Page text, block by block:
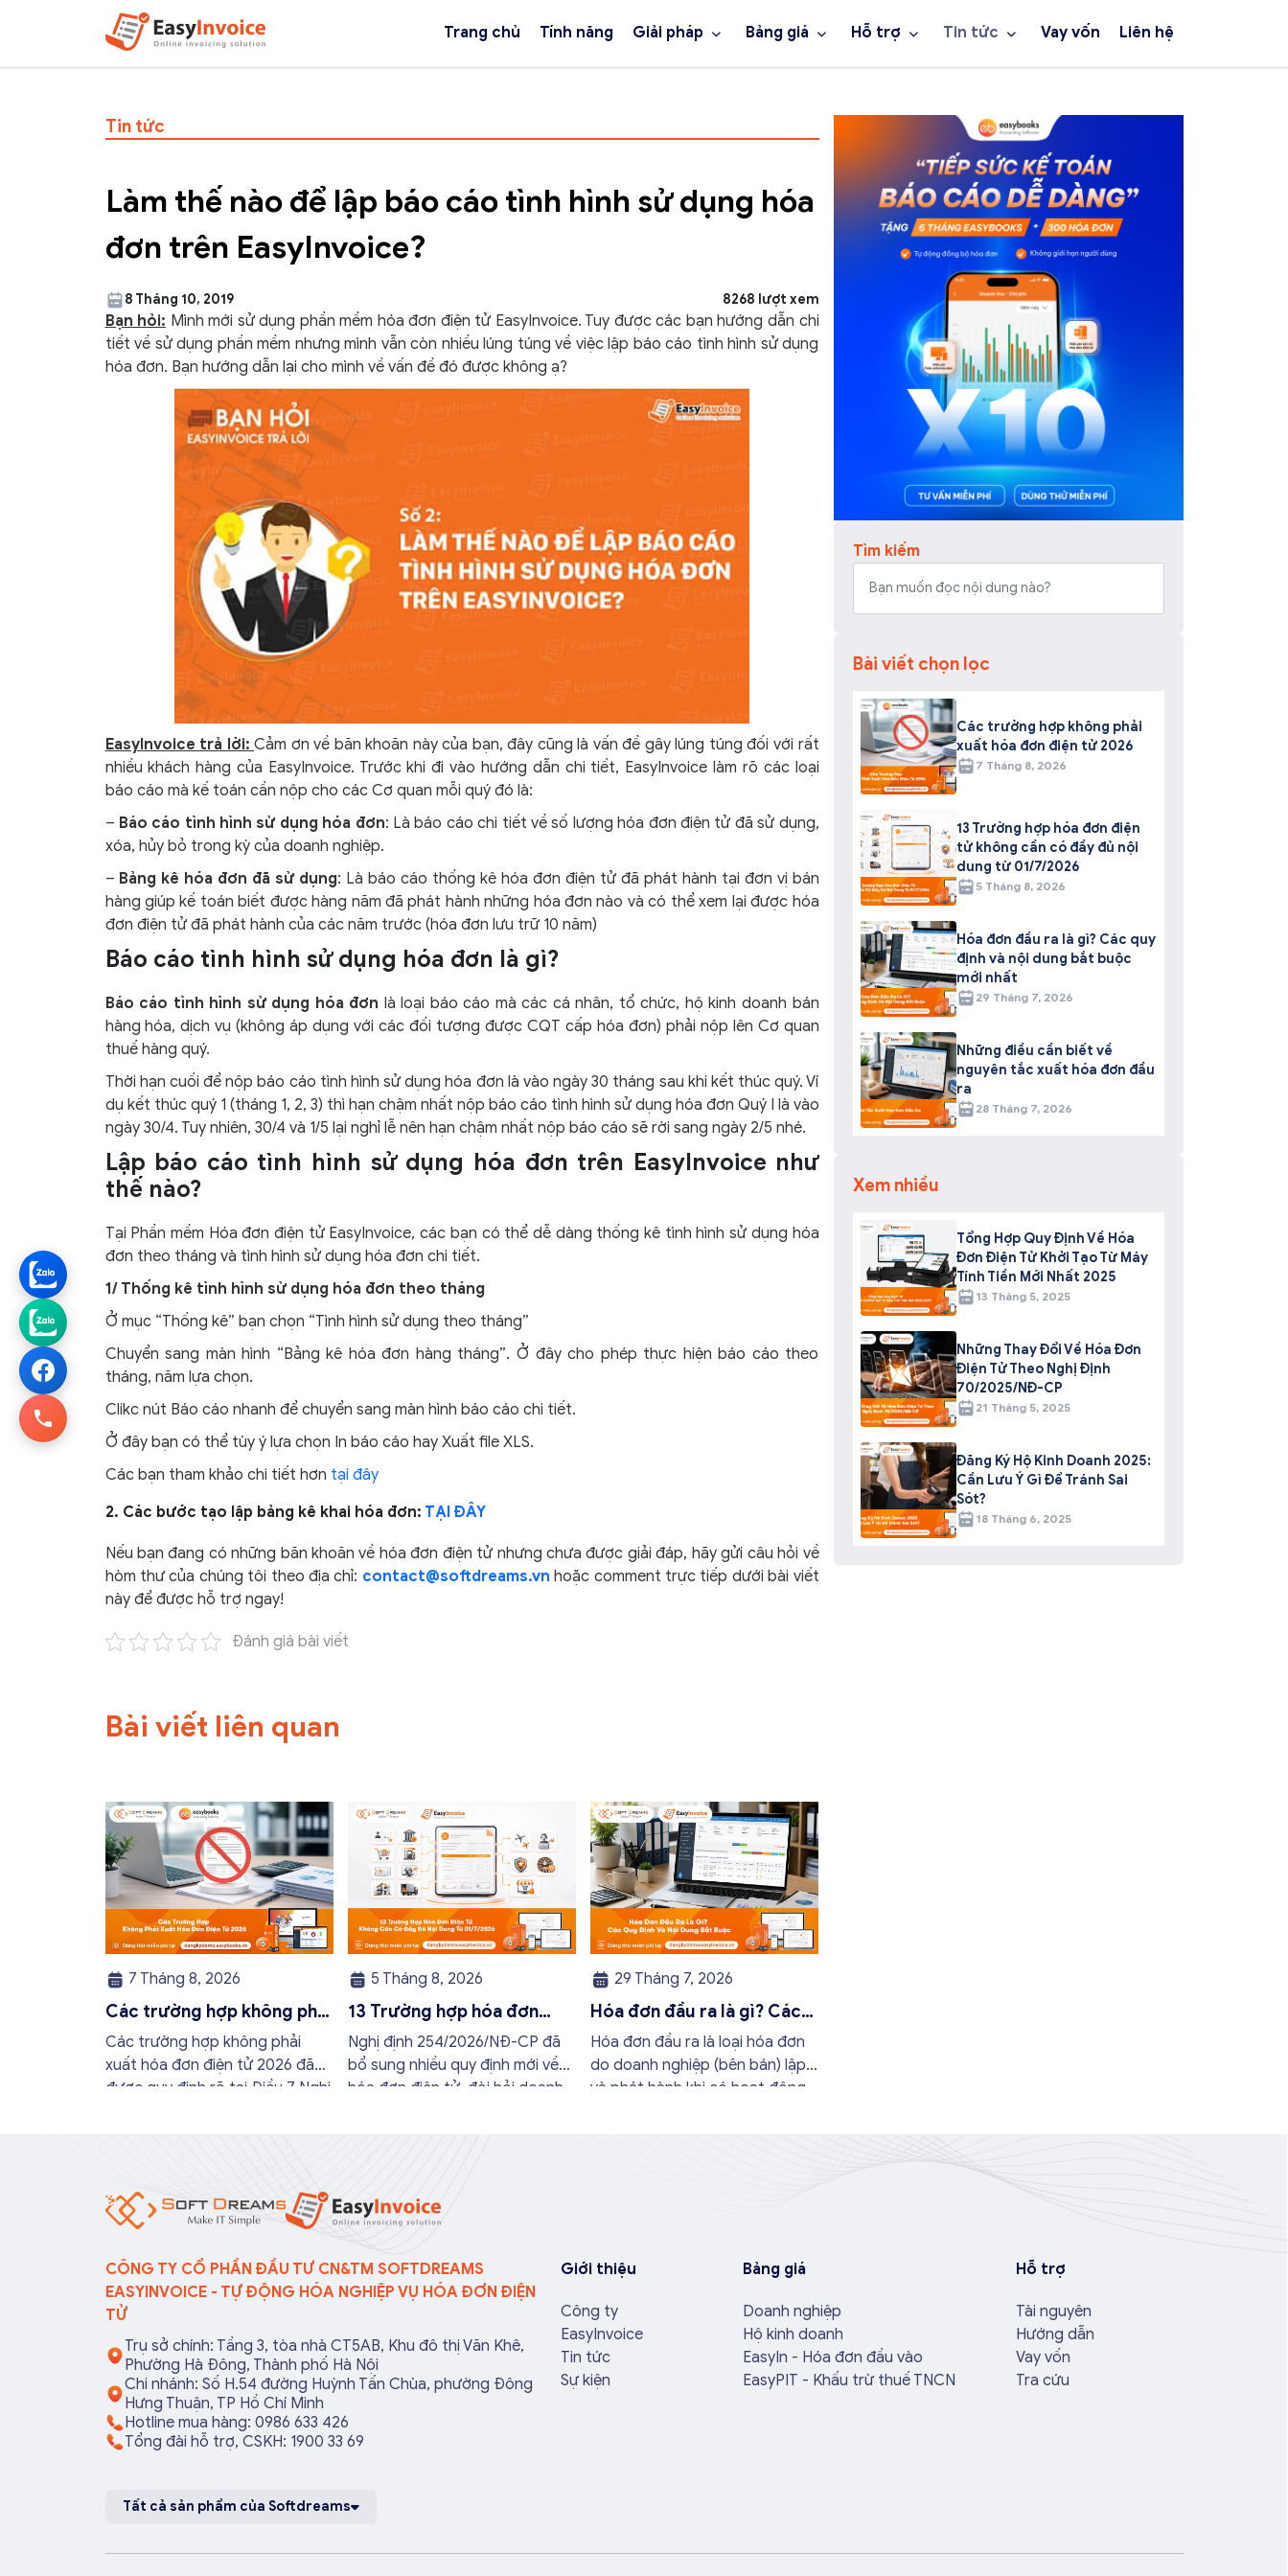
Trang chủ Tính năng Giải pháp Bảng giá Hỗ trợ Tin tức Vay vốn Liên hệ
Tin tức
Làm thế nào để lập báo cáo tình hình sử dụng hóa
đơn trên EasyInvoice?
8 Tháng 10, 2019 8268 lượt xem
Bạn hỏi: Mình mới sử dụng phần mềm hóa đơn điện tử EasyInvoice. Tuy được các bạn hướng dẫn chi
tiết về sử dụng phần mềm nhưng mình vẫn còn nhiều lúng túng về việc lập báo cáo tình hình sử dụng
hóa đơn. Bạn hướng dẫn lại cho mình về vấn đề đó được không ạ?
EasyInvoice trả lời:Cảm ơn về băn khoăn này của bạn, đây cũng là vấn đề gây lúng túng đối với rất
nhiều khách hàng của EasyInvoice. Trước khi đi vào hướng dẫn chi tiết, EasyInvoice làm rõ các loại
báo cáo mà kế toán cần nộp cho các Cơ quan mỗi quý đó là:
– Báo cáo tình hình sử dụng hóa đơn: Là báo cáo chi tiết về số lượng hóa đơn điện tử đã sử dụng,
xóa, hủy bỏ trong kỳ của doanh nghiệp.
– Bảng kê hóa đơn đã sử dụng: Là báo cáo thống kê hóa đơn điện tử đã phát hành tại đơn vị bán
hàng giúp kế toán biết được hàng năm đã phát hành những hóa đơn nào và có thể xem lại được hóa
đơn điện tử đã phát hành của các năm trước (hóa đơn lưu trữ 10 năm)
Báo cáo tình hình sử dụng hóa đơn là gì?
Báo cáo tình hình sử dụng hóa đơn là loại báo cáo mà các cá nhân, tổ chức, hộ kinh doanh bán
hàng hóa, dịch vụ (không áp dụng với các đối tượng được CQT cấp hóa đơn) phải nộp lên Cơ quan
thuế hàng quý.
Thời hạn cuối để nộp báo cáo tình hình sử dụng hóa đơn là vào ngày 30 tháng sau khi kết thúc quý. Ví
dụ kết thúc quý 1 (tháng 1, 2, 3) thì hạn chậm nhất nộp báo cáo tình hình sử dụng hóa đơn Quý I là vào
ngày 30/4. Tuy nhiên, 30/4 và 1/5 lại nghỉ lễ nên hạn chậm nhất nộp báo cáo sẽ rời sang ngày 2/5 nhé.
Lập báo cáo tình hình sử dụng hóa đơn trên EasyInvoice như
thế nào?
Tại Phần mềm Hóa đơn điện tử EasyInvoice, các bạn có thể dễ dàng thống kê tình hình sử dụng hóa
đơn theo tháng và tình hình sử dụng hóa đơn chi tiết.
1/ Thống kê tình hình sử dụng hóa đơn theo tháng
Ở mục “Thống kê” bạn chọn “Tình hình sử dụng theo tháng”
Chuyển sang màn hình “Bảng kê hóa đơn hàng tháng”. Ở đây cho phép thực hiện báo cáo theo
tháng, năm lựa chọn.
Clikc nút Báo cáo nhanh để chuyển sang màn hình báo cáo chi tiết.
Ở đây bạn có thể tùy ý lựa chọn In báo cáo hay Xuất file XLS.
Các bạn tham khảo chi tiết hơn tại đây
2. Các bước tạo lập bảng kê khai hóa đơn: TẠI ĐÂY
Nếu bạn đang có những băn khoăn về hóa đơn điện tử nhưng chưa được giải đáp, hãy gửi câu hỏi về
hòm thư của chúng tôi theo địa chỉ: contact@softdreams.vn hoặc comment trực tiếp dưới bài viết
này để được hỗ trợ ngay!
Đánh giá bài viết
Bài viết liên quan
7 Tháng 8, 2026
Các trường hợp không phải
xuất hóa đơn điện tử 2026
Các trường hợp không phải
xuất hóa đơn điện tử 2026 đã
được quy định rõ tại Điều 7 Nghị
rõ các trường hợp này sẽ giúp
đúng quy định, tránh lập hóa
đơn không cần thiết hoặc áp
5 Tháng 8, 2026
13 Trường hợp hóa đơn
điện tử không cần có đầy
đủ nội dung từ 01/7/2026
Nghị định 254/2026/NĐ-CP đã
bổ sung nhiều quy định mới về
hóa đơn điện tử, đòi hỏi doanh
thời cập nhật để thực hiện đúng
sẻ 13 trường hợp hóa đơn điện
tử không cần […]
29 Tháng 7, 2026
Hóa đơn đầu ra là gì? Các
quy định và nội dung bắt
buộc mới nhất
Hóa đơn đầu ra là loại hóa đơn
do doanh nghiệp (bên bán) lập
và phát hành khi có hoạt động
dịch vụ cho khách hàng. Doanh
Tìm kiếm
Bài viết chọn lọc
Các trường hợp không phải
xuất hóa đơn điện tử 2026
7 Tháng 8, 2026
13 Trường hợp hóa đơn điện
tử không cần có đầy đủ nội
dung từ 01/7/2026
5 Tháng 8, 2026
Hóa đơn đầu ra là gì? Các quy
định và nội dung bắt buộc
mới nhất
29 Tháng 7, 2026
Những điều cần biết về
nguyên tắc xuất hóa đơn đầu
ra
28 Tháng 7, 2026
Xem nhiều
Tổng Hợp Quy Định Về Hóa
Đơn Điện Tử Khởi Tạo Từ Máy
Tính Tiền Mới Nhất 2025
13 Tháng 5, 2025
Những Thay Đổi Về Hóa Đơn
Điện Tử Theo Nghị Định
70/2025/NĐ-CP
21 Tháng 5, 2025
Đăng Ký Hộ Kinh Doanh 2025:
Cần Lưu Ý Gì Để Tránh Sai
Sót?
18 Tháng 6, 2025
CÔNG TY CỔ PHẦN ĐẦU TƯ CN&TM SOFTDREAMS
EASYINVOICE - TỰ ĐỘNG HÓA NGHIỆP VỤ HÓA ĐƠN ĐIỆN
TỬ
Trụ sở chính: Tầng 3, tòa nhà CT5AB, Khu đô thị Văn Khê,
Phường Hà Đông, Thành phố Hà Nội
Chi nhánh: Số H.54 đường Huỳnh Tấn Chùa, phường Đông
Hưng Thuận, TP Hồ Chí Minh
Hotline mua hàng: 0986 633 426
Tổng đài hỗ trợ, CSKH: 1900 33 69
Giới thiệu
Công ty
EasyInvoice
Tin tức
Sự kiện
Bảng giá
Doanh nghiệp
Hộ kinh doanh
EasyIn - Hóa đơn đầu vào
EasyPIT - Khấu trừ thuế TNCN
Hỗ trợ
Tài nguyên
Hướng dẫn
Vay vốn
Tra cứu
Tất cả sản phẩm của Softdreams